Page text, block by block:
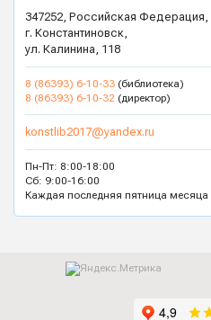
347252, Российская Федерация,
г. Константиновск,
ул. Калинина, 118
8 (86393) 6-10-33 (библиотека)
8 (86393) 6-10-32 (директор)
konstlib2017@yandex.ru
Пн-Пт: 8:00-18:00
Сб: 9:00-16:00
Каждая последняя пятница месяца